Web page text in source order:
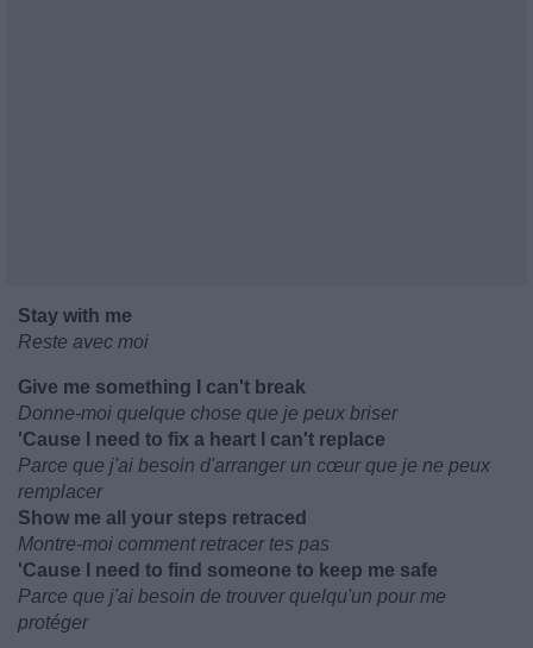
Stay with me
Reste avec moi
Give me something I can't break
Donne-moi quelque chose que je peux briser
'Cause I need to fix a heart I can't replace
Parce que j'ai besoin d'arranger un cœur que je ne peux
remplacer
Show me all your steps retraced
Montre-moi comment retracer tes pas
'Cause I need to find someone to keep me safe
Parce que j'ai besoin de trouver quelqu'un pour me
protéger